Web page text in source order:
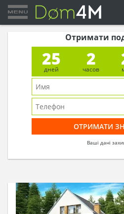
Отримати
25
дней
2
часов
Ваші дані